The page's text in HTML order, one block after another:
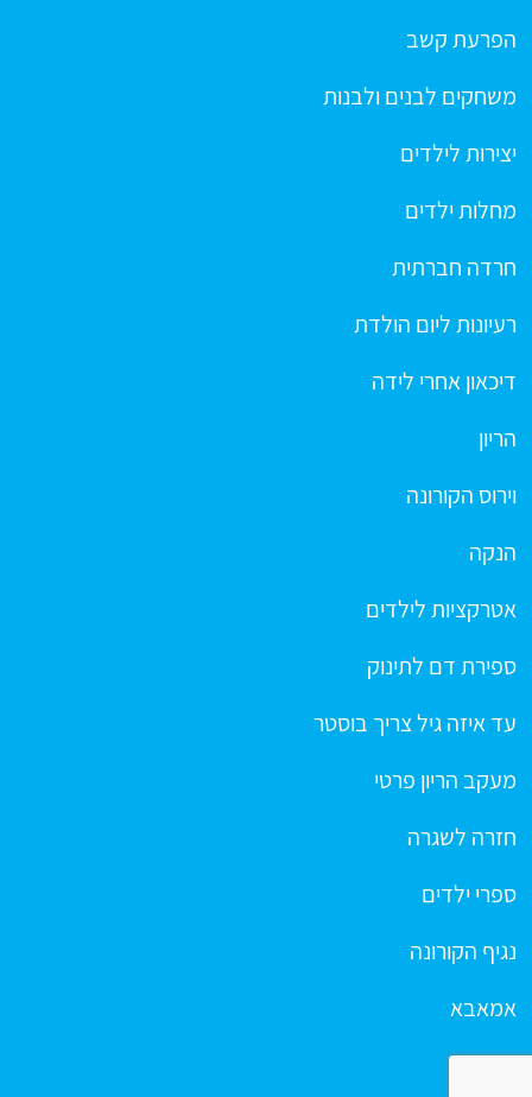
הפרעת קשב
משחקים לבנים ולבנות
יצירות לילדים
מחלות ילדים
חרדה חברתית
רעיונות ליום הולדת
דיכאון אחרי לידה
הריון
וירוס הקורונה
הנקה
אטרקציות לילדים
ספירת דם לתינוק
עד איזה גיל צריך בוסטר
מעקב הריון פרטי
חזרה לשגרה
ספרי ילדים
נגיף הקורונה
אמאבא